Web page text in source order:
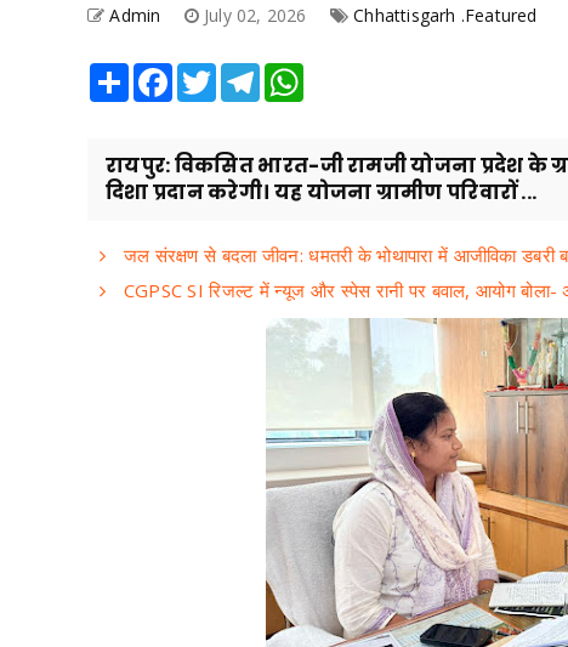
Admin July 02, 2026 Chhattisgarh .Featured
Share Facebook
TwitterTelegram
रायपुर: विकसित भारत-जी रामजी योजना प्रदेश के
दिशा प्रदान करेगी। यह योजना ग्रामीण परिवारों ...
जल संरक्षण से बदला जीवन: धमतरी के भोथापारा में आजीविका डबरी
CGPSC SI रिजल्ट में न्यूज और स्पेस रानी पर बवाल, आयोग बोला-